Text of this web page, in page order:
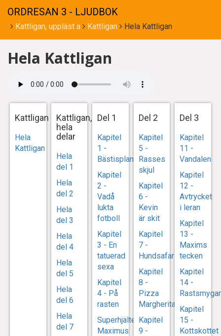
ORDRESAN 3 - LJUDBOK
Kattligan, uppläst a Kattligan Hela Kattligan
Hela Kattligan
Kattligan
Hela
Kattligan
Kattligan,
hela
delar
Hela
del 1
Hela
del 2
Hela
del 3
Hela
del 4
Hela
del 5
Hela
del 6
Hela
del 7
Del 1
Kapitel
1 -
Bästisplanen
Kapitel
2 -
Vadå
lukta
fotboll
Kapitel
3 - En
tatuerad
sexa
Kapitel
4 - På
rasten
Superhjälten
Maximus
Del 2
Kapitel
5 -
Rasses
skjul
Kapitel
6 -
Kevin
är skit
Kapitel
7 -
Hundsafari
Kapitel
8 -
Pizza
Margherita
Kapitel
9 -
Del 3
Kapitel
11 -
Vandalen
Kapitel
12 -
Avtrycket
i leran
Kapitel
13 -
Maxims
tecken
Kapitel
14 -
Kapitel
15 -
Kottskottet